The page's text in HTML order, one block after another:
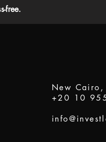
free.
New Cairo,
+20 10